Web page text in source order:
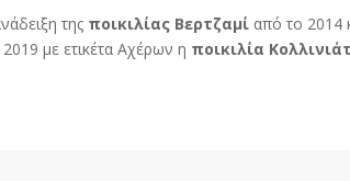
της ποικιλίας Βερτζαμί από το 2014
με ετικέτα Αχέρων η ποικιλία